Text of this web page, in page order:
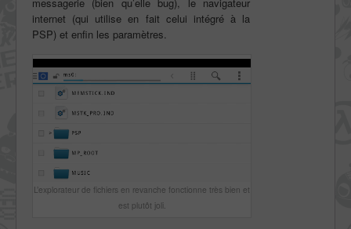
internet (qui utilise en fait celui intégré à la
PSP) et enfin les paramètres.
L’explorateur de fichiers en revanche fonctionne très bien et
est plutôt joli.